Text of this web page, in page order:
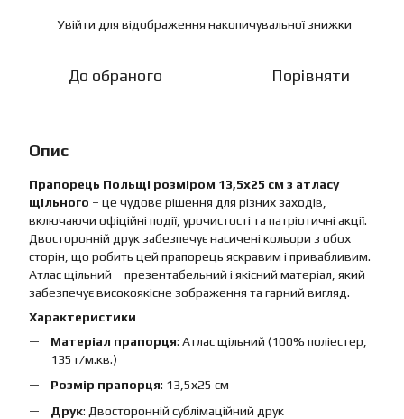
Увійти для відображення накопичувальної знижки
До обраного Порівняти
Опис
Прапорець Польщі розміром 13,5х25 см з атласу
щільного – це чудове рішення для різних заходів,
включаючи офіційні події, урочистості та патріотичні акції.
Двосторонній друк забезпечує насичені кольори з обох
сторін, що робить цей прапорець яскравим і привабливим.
Атлас щільний – презентабельний і якісний матеріал, який
забезпечує високоякісне зображення та гарний вигляд.
Характеристики
Матеріал прапорця: Атлас щільний (100% поліестер,
135 г/м.кв.)
Розмір прапорця: 13,5х25 см
Друк: Двосторонній сублімаційний друк